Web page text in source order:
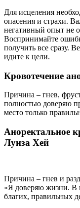
Для исцеления
опасения и страхи.
негативный опыт не
Воспринимайте
получить все сразу.
идите к цели.
Кровотечение
Причина – гнев,
полностью доверяю
место только
Аноректальное
Луиза Хей
Причина – гнев и
«Я доверяю жизни. В
благих, правильных